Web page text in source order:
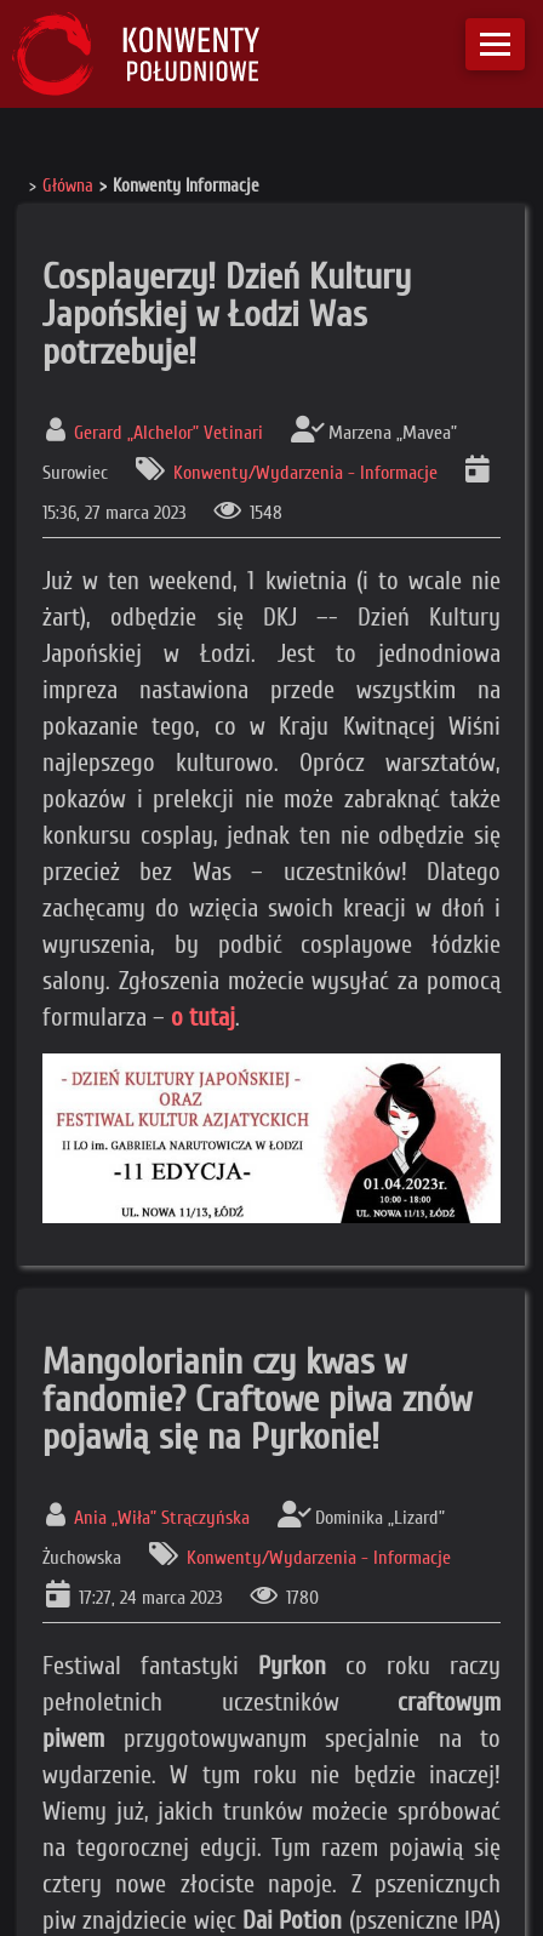
Główna Konwenty Informacje
Cosplayerzy! Dzień Kultury
Japońskiej w Łodzi Was
potrzebuje!
Gerard „Alchelor” Vetinari
Marzena „Mavea”
Surowiec
Konwenty/Wydarzenia - Informacje
15:36, 27 marca 2023
1548
Już w ten weekend, 1 kwietnia (i to wcale nie
żart), odbędzie się DKJ –- Dzień Kultury
Japońskiej w Łodzi. Jest to jednodniowa
impreza nastawiona przede wszystkim na
pokazanie tego, co w Kraju Kwitnącej Wiśni
najlepszego kulturowo. Oprócz warsztatów,
pokazów i prelekcji nie może zabraknąć także
konkursu cosplay, jednak ten nie odbędzie się
przecież bez Was – uczestników! Dlatego
zachęcamy do wzięcia swoich kreacji w dłoń i
wyruszenia, by podbić cosplayowe łódzkie
salony. Zgłoszenia możecie wysyłać za pomocą
formularza – o tutaj.
Mangolorianin czy kwas w
fandomie? Craftowe piwa znów
pojawią się na Pyrkonie!
Ania „Wiła” Strączyńska
Dominika „Lizard”
Żuchowska
Konwenty/Wydarzenia - Informacje
17:27, 24 marca 2023
1780
Festiwal fantastyki Pyrkon co roku raczy
pełnoletnich uczestników craftowym
piwem przygotowywanym specjalnie na to
wydarzenie. W tym roku nie będzie inaczej!
Wiemy już, jakich trunków możecie spróbować
na tegorocznej edycji. Tym razem pojawią się
cztery nowe złociste napoje. Z pszenicznych
piw znajdziecie więc Dai Potion (pszeniczne IPA)